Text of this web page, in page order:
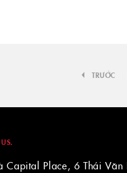
TRƯỚC
Capital Place, 6 Thái Văn